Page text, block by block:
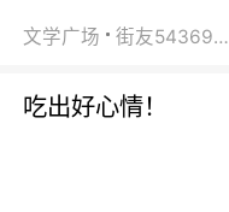
文学广场 街友54369822
吃出好心情！